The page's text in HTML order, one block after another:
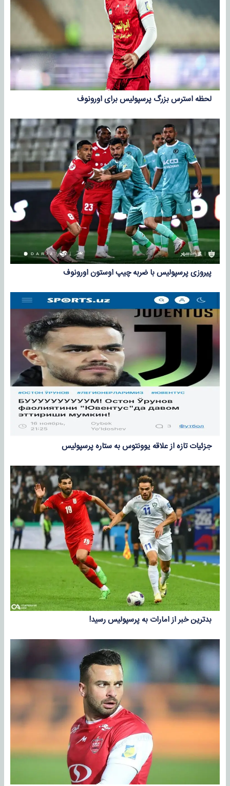
لحظه استرس بزرگ پرسپولیس برای اورونوف
پیروزی پرسپولیس با ضربه چیپ اوستون اورونوف
جزئیات تازه از علاقه یوونتوس به ستاره پرسپولیس
بدترین خبر از امارات به پرسپولیس رسید!